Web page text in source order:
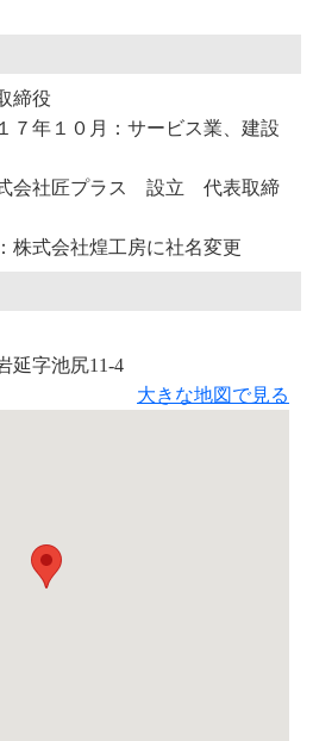
締役
７年１０月：サービス業、建設
式会社匠プラス 設立 代表取締
株式会社煌工房に社名変更
延字池尻11-4
大きな地図で見る